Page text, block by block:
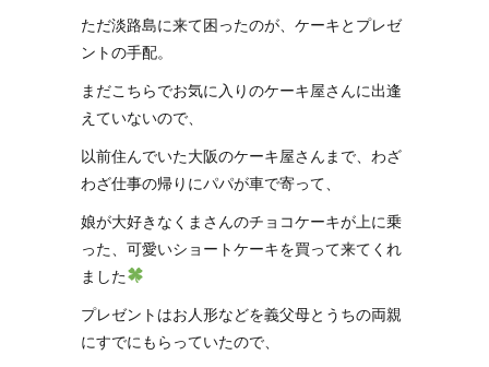
ただ淡路島に来て困ったのが、ケーキとプレゼ
ントの手配。
まだこちらでお気に入りのケーキ屋さんに出逢
えていないので、
以前住んでいた大阪のケーキ屋さんまで、わざ
わざ仕事の帰りにパパが車で寄って、
娘が大好きなくまさんのチョコケーキが上に乗
った、可愛いショートケーキを買って来てくれ
ました
プレゼントはお人形などを義父母とうちの両親
にすでにもらっていたので、